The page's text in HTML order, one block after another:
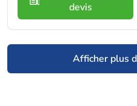
devis
Afficher plus